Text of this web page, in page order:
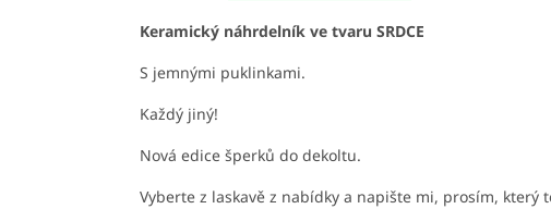
Keramický náhrdelník ve tvaru SRDCE
S jemnými puklinkami.
Každý jiný!
Nová edice šperků do dekoltu.
Vyberte z laskavě z nabídky a napište mi, prosím, který